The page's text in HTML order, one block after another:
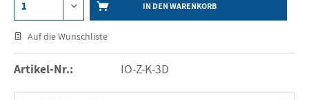
IN DEN WARENKORB
Auf die Wunschliste
Artikel-Nr.: IO-Z-K-3D